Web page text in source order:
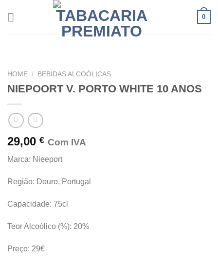
0
HOME / BEBIDAS ALCOÓLICAS
NIEPOORT V. PORTO WHITE 10 ANOS
29,00 € Com IVA
Marca: Nieeport
Região: Douro, Portugal
Capacidade: 75cl
Teor Alcoólico (%): 20%
Preço: 29€